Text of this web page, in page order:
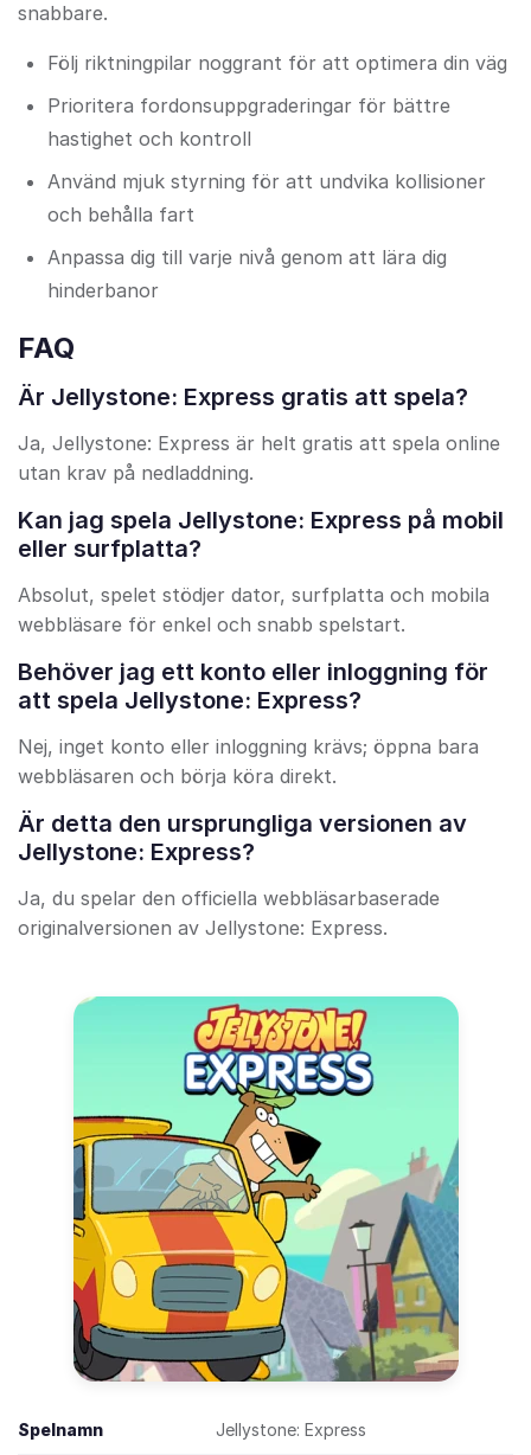
snabbare.
Följ riktningpilar noggrant för att optimera din väg
Prioritera fordonsuppgraderingar för bättre
hastighet och kontroll
Använd mjuk styrning för att undvika kollisioner
och behålla fart
Anpassa dig till varje nivå genom att lära dig
hinderbanor
FAQ
Är Jellystone: Express gratis att spela?
Ja, Jellystone: Express är helt gratis att spela online
utan krav på nedladdning.
Kan jag spela Jellystone: Express på mobil
eller surfplatta?
Absolut, spelet stödjer dator, surfplatta och mobila
webbläsare för enkel och snabb spelstart.
Behöver jag ett konto eller inloggning för
att spela Jellystone: Express?
Nej, inget konto eller inloggning krävs; öppna bara
webbläsaren och börja köra direkt.
Är detta den ursprungliga versionen av
Jellystone: Express?
Ja, du spelar den officiella webbläsarbaserade
originalversionen av Jellystone: Express.
Spelnamn Jellystone: Express